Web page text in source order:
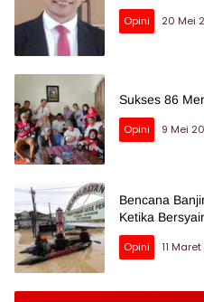
Opini 20 Mei
Sukses 86
Opini 9 Mei
Bencana
Ketika
Opini 11